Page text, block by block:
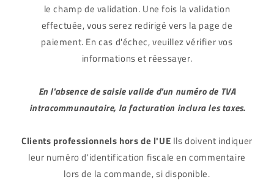
le champ de validation. Une fois la validation
effectuée, vous serez redirigé vers la page de
paiement. En cas d'échec, veuillez vérifier vos
informations et réessayer.
En l'absence de saisie valide d'un numéro de TVA
intracommunautaire, la facturation inclura les taxes.
Clients professionnels hors de l'UE Ils doivent indiquer
leur numéro d'identification fiscale en commentaire
lors de la commande, si disponible.